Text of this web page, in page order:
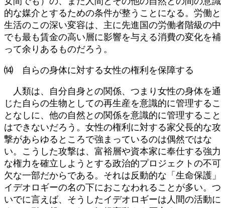
的な媒介とするための条件が整うことになる。労働と
生活のこの深い変容は、主に先進国の労働者階級の中
でも最も賃金の高い層に影響を与える消費の変化を補
って余りあるものだろう。
⒁ 自らの身体に対する女性の権利を保障する
人類は、自分自身との関係、つまり女性の身体を通
じた自らの生物としての再生産を意識的に管理するこ
となしに、他の自然との関係を意識的に管理すること
はできないだろう。女性の権利に対する家父長的な攻
撃があらゆるところで強まっているのは偶然ではな
い。こうした攻撃は、富裕層や資本家に奉仕する強力
な権力を確立しようとする政治的プロジェクトの不可
欠な一部だからである。それは反動的な「生命保護」
イデオロギーの名の下におこなわれることが多い。つ
いでに言えば、そうしたイデオロギーは人間の活動に